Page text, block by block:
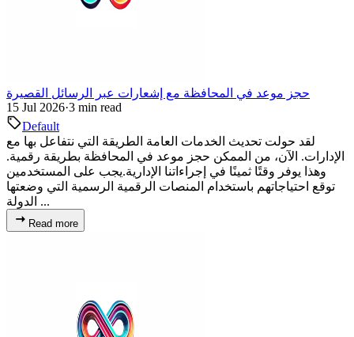
حجز موعد في المحافظة مع إشعارات عبر الرسائل القصيرة
15 Jul 2026·3 min read
Default
لقد حولت تحديث الخدمات العامة الطريقة التي نتفاعل بها مع
الإدارات. الآن، من الممكن حجز موعد في المحافظة بطريقة رقمية.
وهذا يوفر وقتًا ثمينًا في إجراءاتنا الإدارية.يجب على المستخدمين
توقع احتياجاتهم باستخدام المنصات الرقمية الرسمية التي وضعتها
الدولة ...
Read more